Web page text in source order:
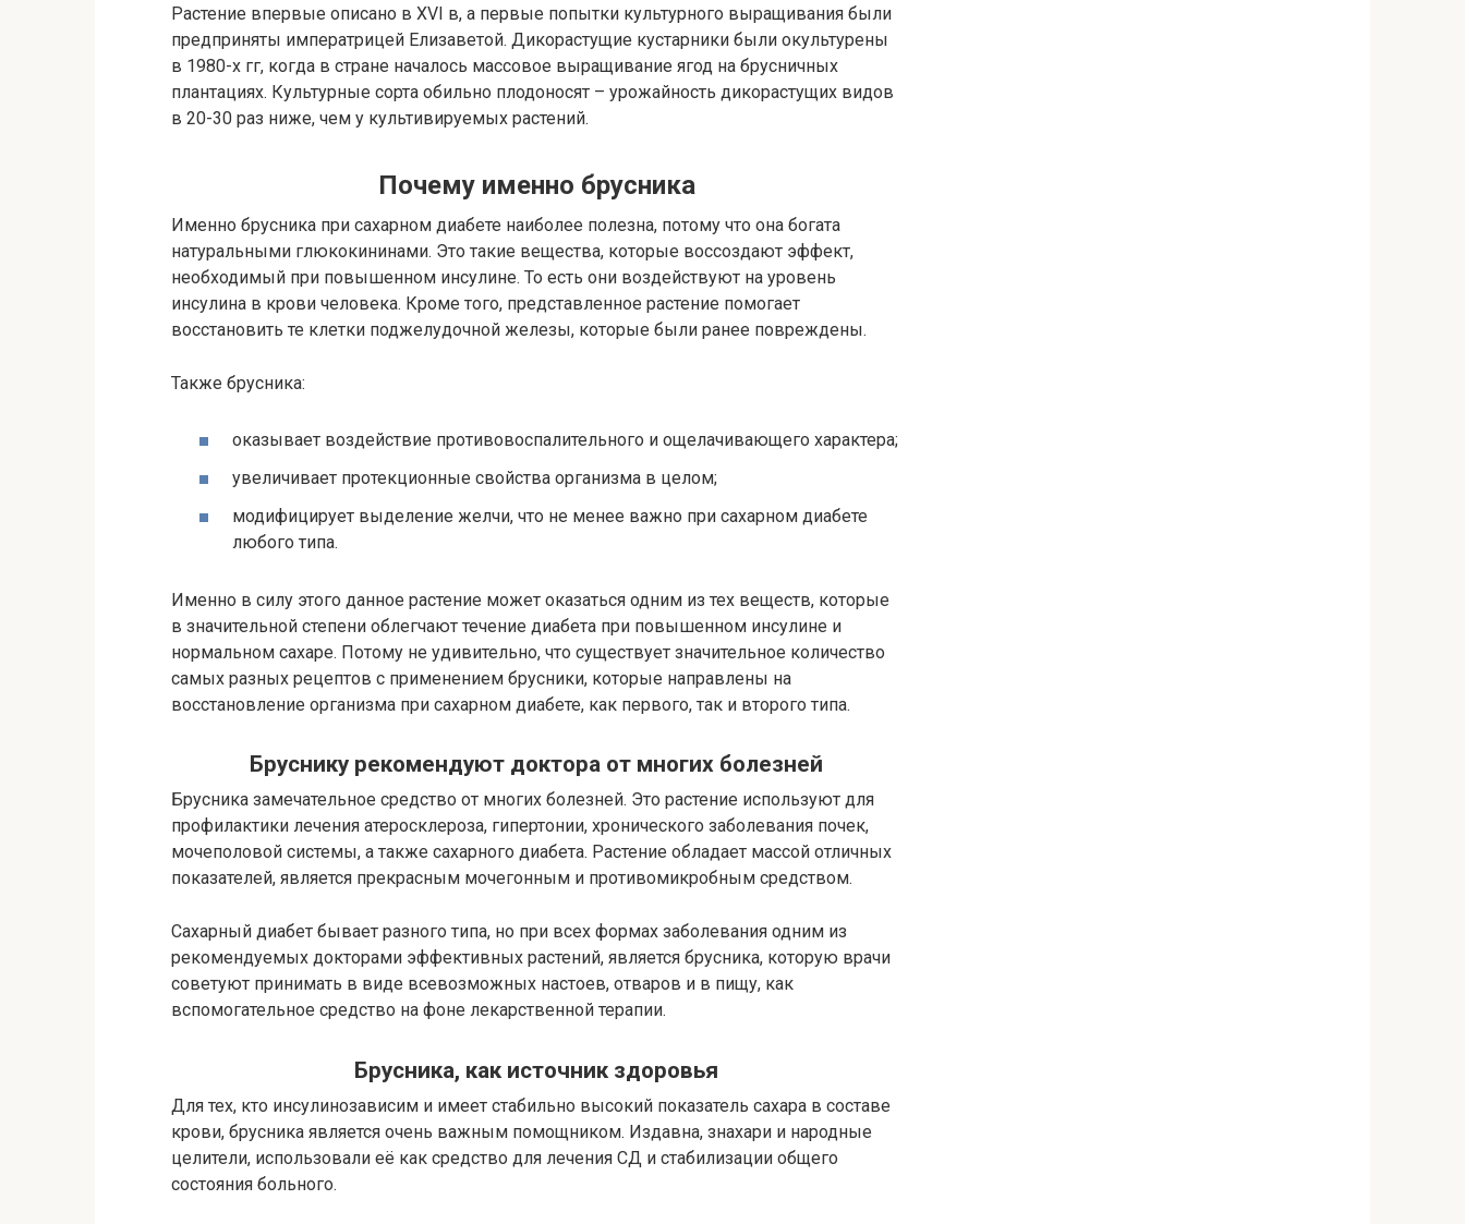
Растение впервые описано в XVI в, а первые попытки культурного выращивания были
предприняты императрицей Елизаветой. Дикорастущие кустарники были окультурены
в 1980-х гг, когда в стране началось массовое выращивание ягод на брусничных
плантациях. Культурные сорта обильно плодоносят – урожайность дикорастущих видов
в 20-30 раз ниже, чем у культивируемых растений.
Почему именно брусника
Именно брусника при сахарном диабете наиболее полезна, потому что она богата
натуральными глюкокининами. Это такие вещества, которые воссоздают эффект,
необходимый при повышенном инсулине. То есть они воздействуют на уровень
инсулина в крови человека. Кроме того, представленное растение помогает
восстановить те клетки поджелудочной железы, которые были ранее повреждены.
Также брусника:
оказывает воздействие противовоспалительного и ощелачивающего характера;
увеличивает протекционные свойства организма в целом;
модифицирует выделение желчи, что не менее важно при сахарном диабете
любого типа.
Именно в силу этого данное растение может оказаться одним из тех веществ, которые
в значительной степени облегчают течение диабета при повышенном инсулине и
нормальном сахаре. Потому не удивительно, что существует значительное количество
самых разных рецептов с применением брусники, которые направлены на
восстановление организма при сахарном диабете, как первого, так и второго типа.
Бруснику рекомендуют доктора от многих болезней
Брусника замечательное средство от многих болезней. Это растение используют для
профилактики лечения атеросклероза, гипертонии, хронического заболевания почек,
мочеполовой системы, а также сахарного диабета. Растение обладает массой отличных
показателей, является прекрасным мочегонным и противомикробным средством.
Сахарный диабет бывает разного типа, но при всех формах заболевания одним из
рекомендуемых докторами эффективных растений, является брусника, которую врачи
советуют принимать в виде всевозможных настоев, отваров и в пищу, как
вспомогательное средство на фоне лекарственной терапии.
Брусника, как источник здоровья
Для тех, кто инсулинозависим и имеет стабильно высокий показатель сахара в составе
крови, брусника является очень важным помощником. Издавна, знахари и народные
целители, использовали её как средство для лечения СД и стабилизации общего
состояния больного.